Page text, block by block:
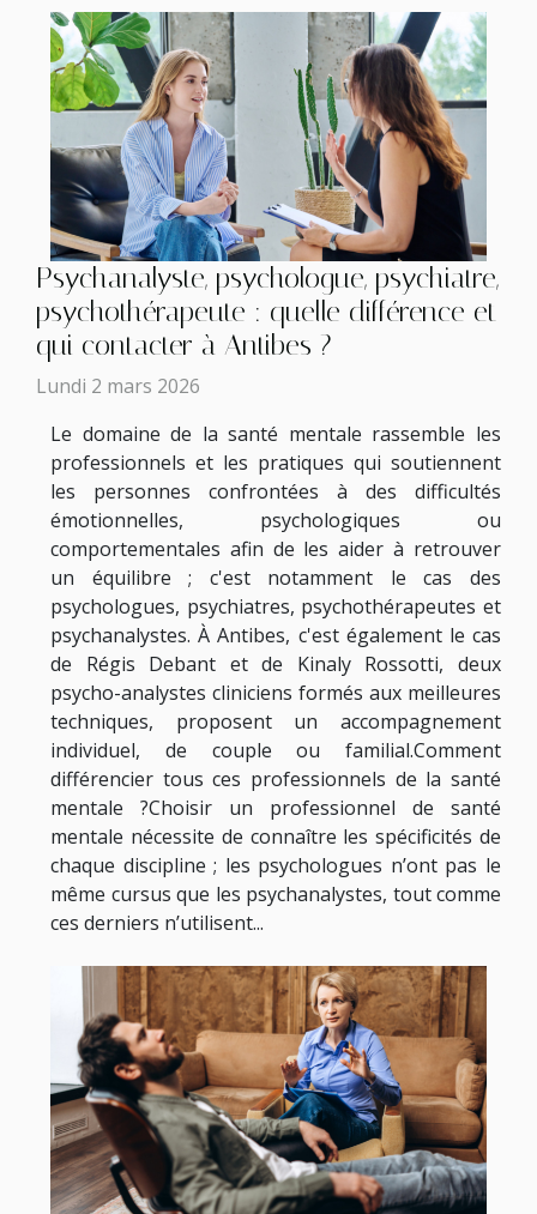
Psychanalyste, psychologue, psychiatre,
psychothérapeute : quelle différence et
qui contacter à Antibes ?
Lundi 2 mars 2026
Le domaine de la santé mentale rassemble les
professionnels et les pratiques qui soutiennent
les personnes confrontées à des difficultés
émotionnelles, psychologiques ou
comportementales afin de les aider à retrouver
un équilibre ; c'est notamment le cas des
psychologues, psychiatres, psychothérapeutes et
psychanalystes. À Antibes, c'est également le cas
de Régis Debant et de Kinaly Rossotti, deux
psycho-analystes cliniciens formés aux meilleures
techniques, proposent un accompagnement
individuel, de couple ou familial.Comment
différencier tous ces professionnels de la santé
mentale ?Choisir un professionnel de santé
mentale nécessite de connaître les spécificités de
chaque discipline ; les psychologues n’ont pas le
même cursus que les psychanalystes, tout comme
ces derniers n’utilisent...